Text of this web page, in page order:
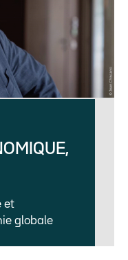
et
globale